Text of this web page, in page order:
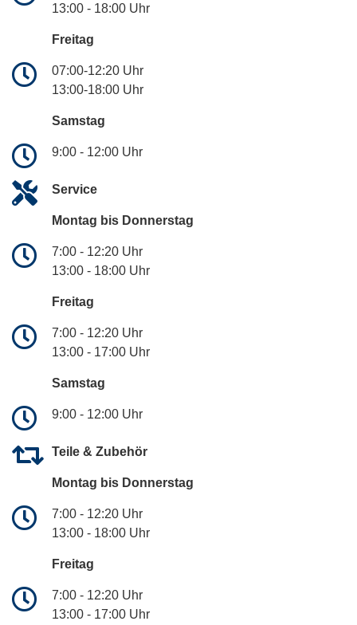
13:00 - 18:00 Uhr
Freitag
07:00-12:20 Uhr
13:00-18:00 Uhr
Samstag
9:00 - 12:00 Uhr
Service
Montag bis Donnerstag
7:00 - 12:20 Uhr
13:00 - 18:00 Uhr
Freitag
7:00 - 12:20 Uhr
13:00 - 17:00 Uhr
Samstag
9:00 - 12:00 Uhr
Teile & Zubehör
Montag bis Donnerstag
7:00 - 12:20 Uhr
13:00 - 18:00 Uhr
Freitag
7:00 - 12:20 Uhr
13:00 - 17:00 Uhr